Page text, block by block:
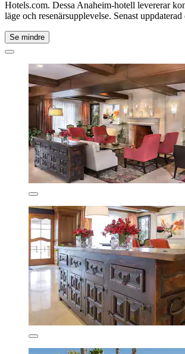
Hotels.com. Dessa Anaheim-hotell levererar
läge och resenärsupplevelse. Senast uppdaterad
Se mindre